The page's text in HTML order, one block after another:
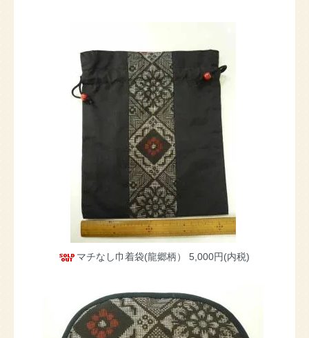
マチなし巾着袋(龍郷柄） 5,000円(内税)